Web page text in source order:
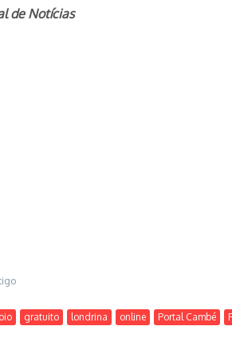
de Notícias
gratuito londrina online Portal Cambé